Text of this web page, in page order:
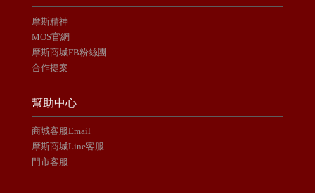
摩斯精神
MOS官網
摩斯商城FB粉絲團
合作提案
幫助中心
商城客服Email
摩斯商城Line客服
門市客服